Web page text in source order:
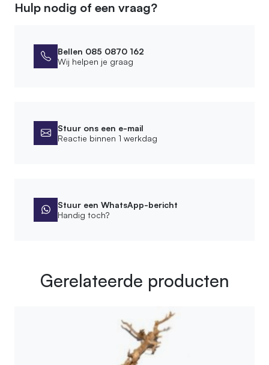
Hulp nodig of een vraag?
Bellen 085 0870 162
Wij helpen je graag
Stuur ons een e-mail
Reactie binnen 1 werkdag
Stuur een WhatsApp-bericht
Handig toch?
Gerelateerde producten